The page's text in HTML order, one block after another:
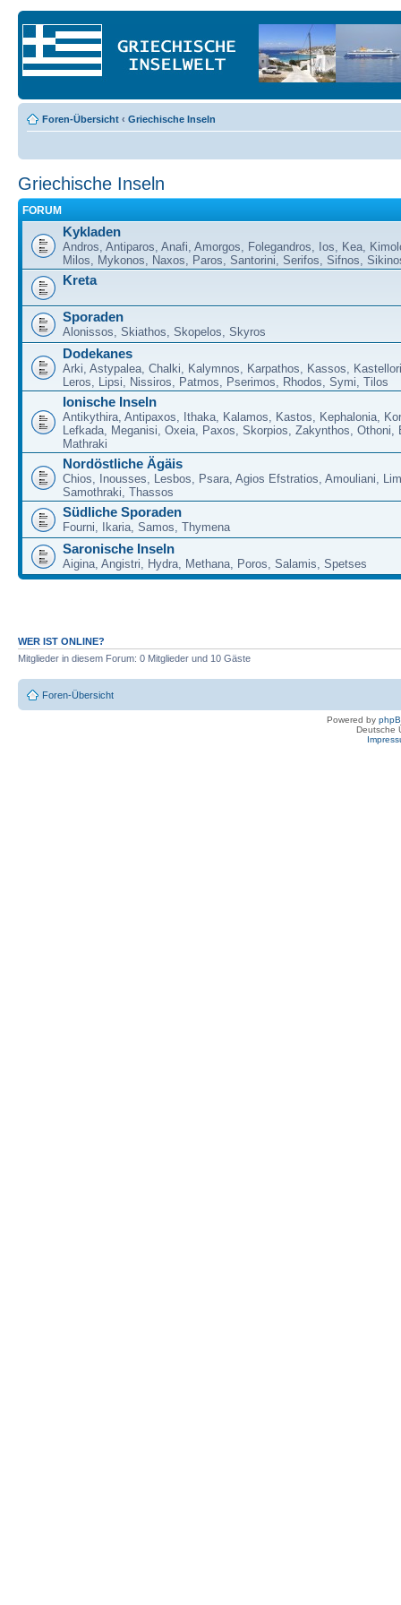
Foren-Übersicht ‹ Griechische Inseln
Griechische Inseln
FORUM
Kykladen
Andros, Antiparos, Anafi, Amorgos, Folegandros, Ios, Kea,
Milos, Mykonos, Naxos, Paros, Santorini, Serifos, Sifnos,
Kreta
Sporaden
Alonissos, Skiathos, Skopelos, Skyros
Dodekanes
Arki, Astypalea, Chalki, Kalymnos, Karpathos, Kassos,
Leros, Lipsi, Nissiros, Patmos, Pserimos, Rhodos, Symi, Tilos
Ionische Inseln
Antikythira, Antipaxos, Ithaka, Kalamos, Kastos, Kephalonia,
Lefkada, Meganisi, Oxeia, Paxos, Skorpios, Zakynthos, Othoni,
Mathraki
Nordöstliche Ägäis
Chios, Inousses, Lesbos, Psara, Agios Efstratios, Amouliani,
Samothraki, Thassos
Südliche Sporaden
Fourni, Ikaria, Samos, Thymena
Saronische Inseln
Aigina, Angistri, Hydra, Methana, Poros, Salamis, Spetses
WER IST ONLINE?
Mitglieder in diesem Forum: 0 Mitglieder und 10 Gäste
Foren-Übersicht
Powered by
Deutsche